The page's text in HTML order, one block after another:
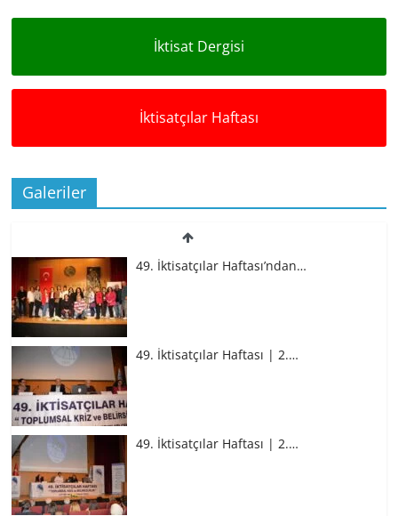
İktisat Dergisi
İktisatçılar Haftası
Galeriler
49. İktisatçılar Haftası’ndan…
49. İktisatçılar Haftası | 2.…
49. İktisatçılar Haftası | 2.…